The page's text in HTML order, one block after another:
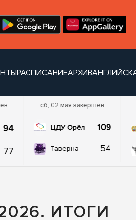
РАСПИСАНИЕАРХИВ
94
77
сб, 02 мая завершен
ЦДУ Орёл 109
Таверна 54
ИТОГИ